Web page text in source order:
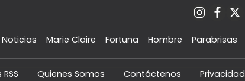
Noticias Marie Claire Fortuna Hombre Parabrisas
Quienes Somos Contáctenos Privacidad